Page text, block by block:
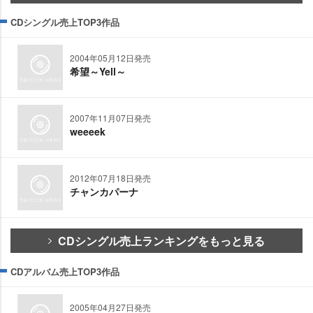
CDシングル売上TOP3作品
2004年05月12日発売
希望～Yell～
2007年11月07日発売
weeeek
2012年07月18日発売
チャンカパーナ
CDシングル売上ランキングをもっと見る
CDアルバム売上TOP3作品
2005年04月27日発売